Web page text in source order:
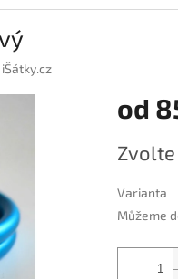
iŠátky.cz
od
cena:
Varianta
Můžeme